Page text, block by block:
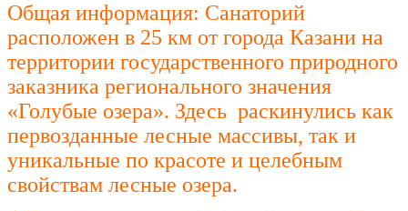
Общая информация: Санаторий
расположен в 25 км от города Казани на
территории государственного природного
заказника регионального значения
«Голубые озера». Здесь раскинулись как
первозданные лесные массивы, так и
уникальные по красоте и целебным
свойствам лесные озера.